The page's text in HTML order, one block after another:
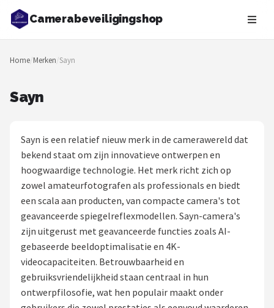
Camerabeveiligingshop
Zoeken
NAVIGATIE
Blog
Beveiligingscamera's
Camera Deurbellen
NAS
Shop
Home/Merken/Sayn
Sayn
Sayn is een relatief nieuw merk in de camerawereld dat
bekend staat om zijn innovatieve ontwerpen en
hoogwaardige technologie. Het merk richt zich op
zowel amateurfotografen als professionals en biedt
een scala aan producten, van compacte camera's tot
geavanceerde spiegelreflexmodellen. Sayn-camera's
zijn uitgerust met geavanceerde functies zoals AI-
gebaseerde beeldoptimalisatie en 4K-
videocapaciteiten. Betrouwbaarheid en
gebruiksvriendelijkheid staan centraal in hun
ontwerpfilosofie, wat hen populair maakt onder